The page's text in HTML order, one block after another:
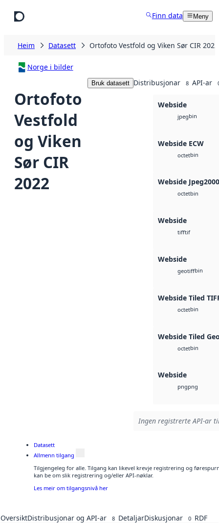
Finn data Meny
Heim Datasett Ortofoto Vestfold og Viken Sør CIR 2022
Norge i bilder
Ortofoto
Vestfold
og Viken
Sør CIR
2022
Bruk datasett Distribusjonar 8 API-ar
Webside
jpegbin
Webside ECW
octetbin
Webside Jpeg2000
octetbin
Webside
tifftif
Webside
geotiffbin
Webside Tiled
octetbin
Webside Tiled
octetbin
Webside
pngpng
Ingen registrerte API-ar
Datasett
Allmenn tilgang
Tilgjengeleg for alle. Tilgang kan likevel krevje registrering og
kan be om slik registrering og/eller API-nøklar.
Les meir om tilgangsnivå her
OversiktDistribusjonar og API-ar 8 DetaljarDiskusjonar 0 RDF